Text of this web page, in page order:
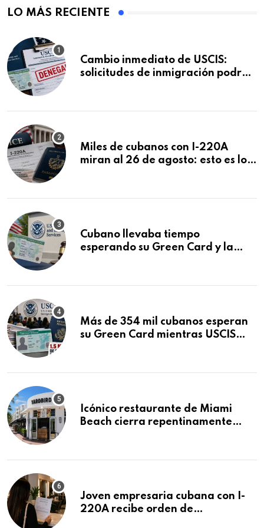
LO MÁS RECIENTE
Cambio inmediato de USCIS:
solicitudes de inmigración podrán
Miles de cubanos con I-220A
miran al 26 de agosto: esto es lo
Cubano llevaba tiempo
esperando su Green Card y la
Más de 354 mil cubanos esperan
su Green Card mientras USCIS
Icónico restaurante de Miami
Beach cierra repentinamente
Joven empresaria cubana con I-
220A recibe orden de